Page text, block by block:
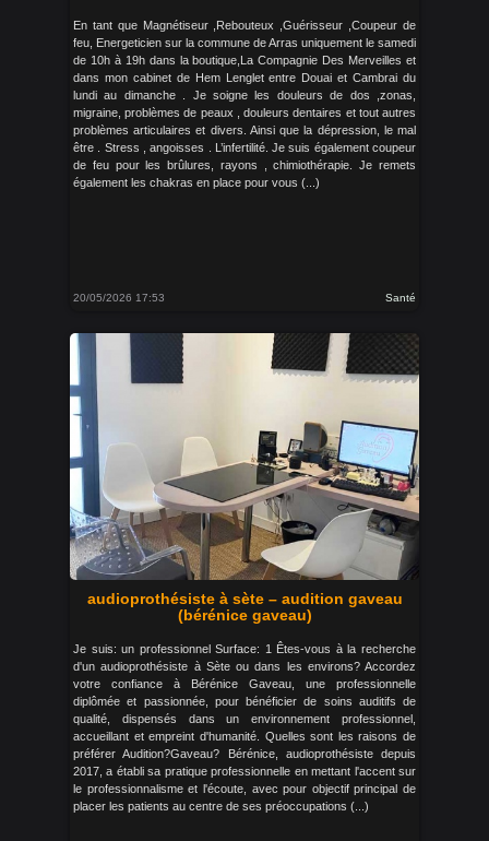
En tant que Magnétiseur ,Rebouteux ,Guérisseur ,Coupeur de
feu, Energeticien sur la commune de Arras uniquement le samedi
de 10h à 19h dans la boutique,La Compagnie Des Merveilles et
dans mon cabinet de Hem Lenglet entre Douai et Cambrai du
lundi au dimanche . Je soigne les douleurs de dos ,zonas,
migraine, problèmes de peaux , douleurs dentaires et tout autres
problèmes articulaires et divers. Ainsi que la dépression, le mal
être . Stress , angoisses . L’infertilité. Je suis également coupeur
de feu pour les brûlures, rayons , chimiothérapie. Je remets
également les chakras en place pour vous (...)
20/05/2026 17:53 Santé
audioprothésiste à sète – audition gaveau
(bérénice gaveau)
Je suis: un professionnel Surface: 1 Êtes-vous à la recherche
d'un audioprothésiste à Sète ou dans les environs? Accordez
votre confiance à Bérénice Gaveau, une professionnelle
diplômée et passionnée, pour bénéficier de soins auditifs de
qualité, dispensés dans un environnement professionnel,
accueillant et empreint d'humanité. Quelles sont les raisons de
préférer Audition?Gaveau? Bérénice, audioprothésiste depuis
2017, a établi sa pratique professionnelle en mettant l'accent sur
le professionnalisme et l'écoute, avec pour objectif principal de
placer les patients au centre de ses préoccupations (...)